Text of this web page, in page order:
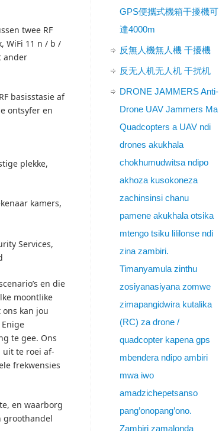
twee RF
WiFi 11 n / b /
ander
basisstasie af
ontsyfer en
plekke,
kamers,
Services,
en die
moontlike
kan jou
Enige
te gee. Ons
uit te roei af-
frekwensies
en waarborg
groothandel
GPS便攜式機箱干擾機可
達4000m
反無人機無人機 干擾機
反无人机无人机 干扰机
DRONE JAMMERS Anti-
Drone UAV Jammers Ma
Quadcopters a UAV ndi
drones akukhala
chokhumudwitsa ndipo
akhoza kusokoneza
zachinsinsi chanu
pamene akukhala otsika
mtengo tsiku lililonse ndi
zina zambiri.
Timanyamula zinthu
zosiyanasiyana zomwe
zimapangidwira kutalika
(RC) za drone /
quadcopter kapena gps
mbendera ndipo ambiri
mwa iwo
amadzichepetsanso
pang’onopang’ono.
Zambiri zamalonda